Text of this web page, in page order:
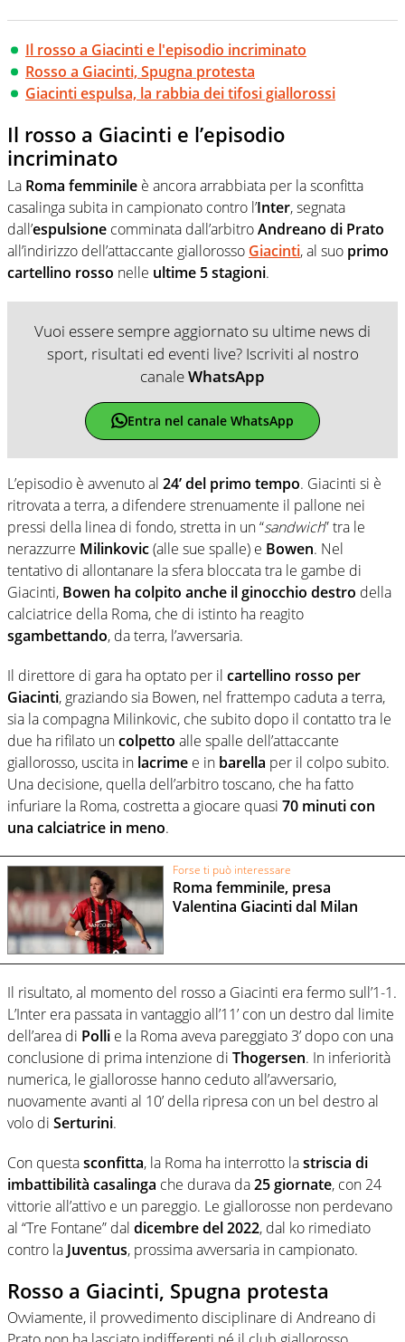
Il rosso a Giacinti e l'episodio incriminato
Rosso a Giacinti, Spugna protesta
Giacinti espulsa, la rabbia dei tifosi giallorossi
Il rosso a Giacinti e l’episodio
incriminato
La Roma femminile è ancora arrabbiata per la sconfitta
casalinga subita in campionato contro l’Inter, segnata
dall’espulsione comminata dall’arbitroAndreano di Prato
all’indirizzo dell’attaccante giallorosso Giacinti, al suo primo
cartellino rosso nelle ultime 5 stagioni.
Vuoi essere sempre aggiornato su ultime news di
sport, risultati ed eventi live? Iscriviti al nostro
canaleWhatsApp
Entra nel canale WhatsApp
L’episodio è avvenuto al 24’ del primo tempo. Giacinti si è
ritrovata a terra, a difendere strenuamente il pallone nei
pressi della linea di fondo, stretta in un “sandwich” tra le
nerazzurre Milinkovic(alle sue spalle) e Bowen. Nel
tentativo di allontanare la sfera bloccata tra le gambe di
Giacinti, Bowen ha colpito anche il ginocchio destro della
calciatrice della Roma, che di istinto ha reagito
sgambettando, da terra, l’avversaria.
Il direttore di gara ha optato per il cartellino rosso per
Giacinti, graziando sia Bowen, nel frattempo caduta a terra,
sia la compagna Milinkovic, che subito dopo il contatto tra le
due ha rifilato uncolpetto alle spalle dell’attaccante
giallorosso, uscita in lacrime e in barella per il colpo subito.
Una decisione, quella dell’arbitro toscano, che ha fatto
infuriare la Roma, costretta a giocare quasi 70 minuti con
una calciatrice in meno.
Forse ti può interessare
Roma femminile, presa
Valentina Giacinti dal Milan
Il risultato, al momento del rosso a Giacinti era fermo sull’1-1.
L’Inter era passata in vantaggio all’11’ con un destro dal limite
dell’area di Polli e la Roma aveva pareggiato 3’ dopo con una
conclusione di prima intenzione di Thogersen. In inferiorità
numerica, le giallorosse hanno ceduto all’avversario,
nuovamente avanti al 10’ della ripresa con un bel destro al
volo di Serturini.
Con questasconfitta, la Roma ha interrotto lastriscia di
imbattibilità casalinga che durava da25 giornate, con 24
vittorie all’attivo e un pareggio. Le giallorosse non perdevano
al “Tre Fontane” dal dicembre del 2022, dal ko rimediato
contro la Juventus, prossima avversaria in campionato.
Rosso a Giacinti, Spugna protesta
Ovviamente, il provvedimento disciplinare di Andreano di